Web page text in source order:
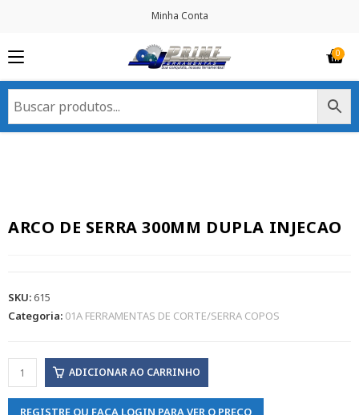
Minha Conta
ARCO DE SERRA 300MM DUPLA INJECAO
SKU:615
Categoria: 01A FERRAMENTAS DE CORTE/SERRA COPOS
ADICIONAR AO CARRINHO
REGISTRE OU FAÇA LOGIN PARA VER O PREÇO